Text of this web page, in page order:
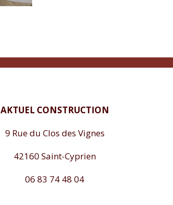
AKTUEL CONSTRUCTION
9 Rue du Clos des Vignes
42160 Saint-Cyprien
06 83 74 48 04